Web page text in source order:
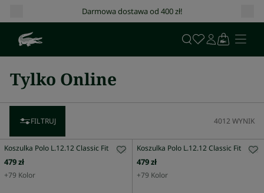
Darmowa dostawa od 400 zł!
Tylko Online
FILTRUJ 4012 WYNIK
Koszulka Polo L.12.12 Classic Fit
479 zł
+79 Kolor
Koszulka Polo L.12.12 Classic Fit
479 zł
+79 Kolor